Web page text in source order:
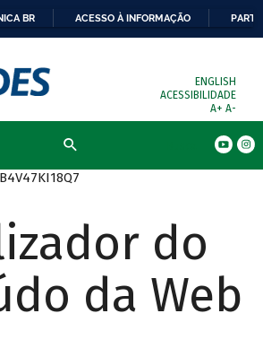
BR ACESSO À INFORMAÇÃO
ENGLISH
ACESSIBILIDADE
A+ A-
do
da Web